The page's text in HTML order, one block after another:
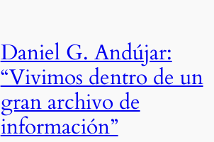
Daniel G. Andújar:
“Vivimos dentro de un
gran archivo de
información”